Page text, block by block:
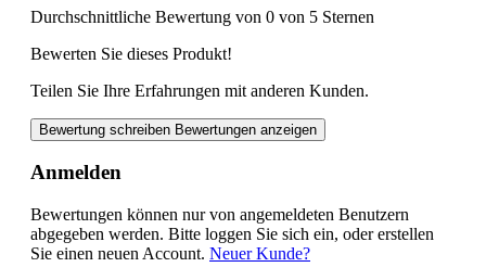
Durchschnittliche Bewertung von 0 von 5 Sternen
Bewerten Sie dieses Produkt!
Teilen Sie Ihre Erfahrungen mit anderen Kunden.
Bewertung schreiben Bewertungen anzeigen
Anmelden
Bewertungen können nur von angemeldeten Benutzern
abgegeben werden. Bitte loggen Sie sich ein, oder erstellen
Sie einen neuen Account. Neuer Kunde?